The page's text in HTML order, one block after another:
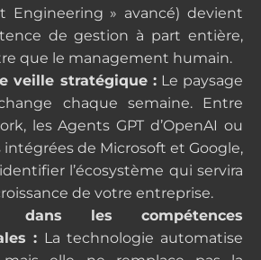
Engineering » avancé) devient
de gestion à part entière,
que le management humain.
veille stratégique :Le paysage
chaque semaine. Entre
les Agents GPT d’OpenAI ou
intégrées de Microsoft et Google,
l’écosystème qui servira
de votre entreprise.
dans les compétences
: La technologie automatise